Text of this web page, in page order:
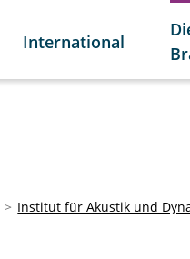
International
Institut für Akustik und